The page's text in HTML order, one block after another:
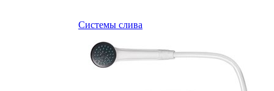
Системы слива